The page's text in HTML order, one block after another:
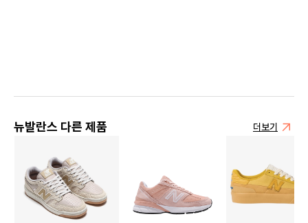
뉴발란스 다른 제품 더보기